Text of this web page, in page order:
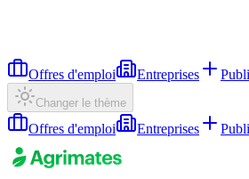
Offres d'emploi Entreprises
Changer le thème
Offres d'emploi Entreprises